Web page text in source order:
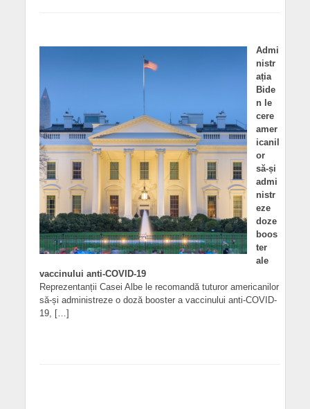
Admi
nistr
ația
Bide
n le
cere
amer
icanil
or
să-și
admi
nistr
eze
doze
boos
ter
ale
vaccinului anti-COVID-19
Reprezentanții Casei Albe le recomandă tuturor americanilor
să-și administreze o doză booster a vaccinului anti-COVID-
19, […]